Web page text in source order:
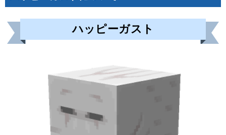
ハッピーガスト